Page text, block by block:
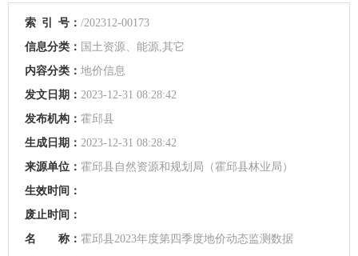
索 引 号： /202312-00173
信息分类： 国土资源、能源,其它
内容分类： 地价信息
发文日期： 2023-12-31 08:28:42
发布机构： 霍邱县
生成日期： 2023-12-31 08:28:42
来源单位： 霍邱县自然资源和规划局（霍邱县林业局）
生效时间：
废止时间：
名 称： 霍邱县2023年度第四季度地价动态监测数据